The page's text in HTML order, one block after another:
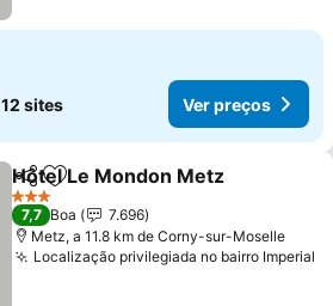
12 sites Ver preços
PartilharAdicionar aos favoritos
Hôtel Le Mondon Metz
3 Estrelas
7,7 Boa
7.696
Metz, a 11.8 km de Corny-sur-Moselle
Localização privilegiada no bairro Imperial